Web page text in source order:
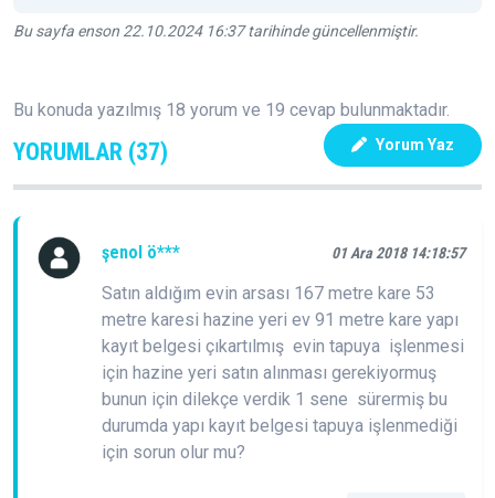
Bu sayfa enson 22.10.2024 16:37 tarihinde güncellenmiştir.
Bu konuda yazılmış 18 yorum ve 19 cevap bulunmaktadır.
YORUMLAR (37) Yorum Yaz
şenol ö*** 01 Ara 2018 14:18:57
Satın aldığım evin arsası 167 metre kare 53
metre karesi hazine yeri ev 91 metre kare yapı
kayıt belgesi çıkartılmış evin tapuya işlenmesi
için hazine yeri satın alınması gerekiyormuş
bunun için dilekçe verdik 1 sene sürermiş bu
durumda yapı kayıt belgesi tapuya işlenmediği
için sorun olur mu?